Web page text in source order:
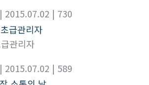
| 2015.07.02 | 730
관리자
| 2015.07.02 | 589